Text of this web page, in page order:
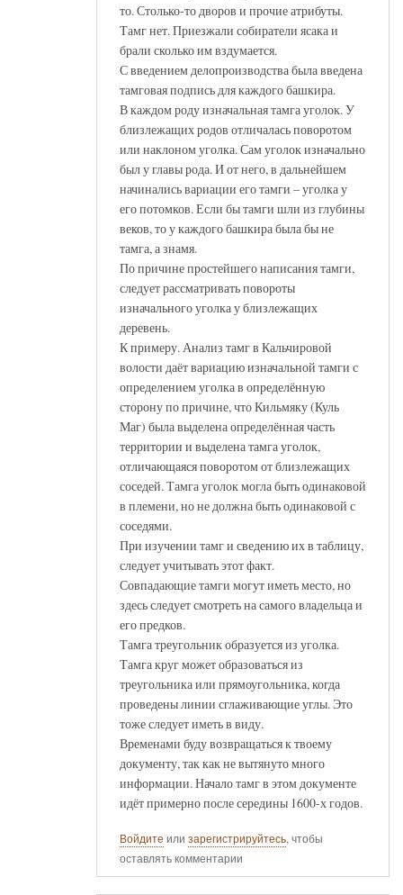
то. Столько-то дворов и прочие атрибуты.
Тамг нет. Приезжали собиратели ясака и
брали сколько им вздумается.
С введением делопроизводства была введена
тамговая подпись для каждого башкира.
В каждом роду изначальная тамга уголок. У
близлежащих родов отличалась поворотом
или наклоном уголка. Сам уголок изначально
был у главы рода. И от него, в дальнейшем
начинались вариации его тамги – уголка у
его потомков. Если бы тамги шли из глубины
веков, то у каждого башкира была бы не
тамга, а знамя.
По причине простейшего написания тамги,
следует рассматривать повороты
изначального уголка у близлежащих
деревень.
К примеру. Анализ тамг в Кальчировой
волости даёт вариацию изначальной тамги с
определением уголка в определённую
сторону по причине, что Кильмяку (Куль
Маг) была выделена определённая часть
территории и выделена тамга уголок,
отличающаяся поворотом от близлежащих
соседей. Тамга уголок могла быть одинаковой
в племени, но не должна быть одинаковой с
соседями.
При изучении тамг и сведению их в таблицу,
следует учитывать этот факт.
Совпадающие тамги могут иметь место, но
здесь следует смотреть на самого владельца и
его предков.
Тамга треугольник образуется из уголка.
Тамга круг может образоваться из
треугольника или прямоугольника, когда
проведены линии сглаживающие углы. Это
тоже следует иметь в виду.
Временами буду возвращаться к твоему
документу, так как не вытянуто много
информации. Начало тамг в этом документе
идёт примерно после середины 1600-х годов.
Войдите или зарегистрируйтесь, чтобы
оставлять комментарии